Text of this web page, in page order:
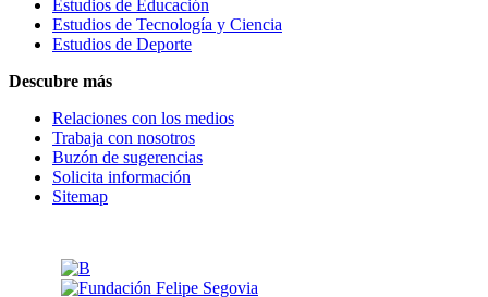
Estudios de Educación
Estudios de Tecnología y Ciencia
Estudios de Deporte
Descubre más
Relaciones con los medios
Trabaja con nosotros
Buzón de sugerencias
Solicita información
Sitemap